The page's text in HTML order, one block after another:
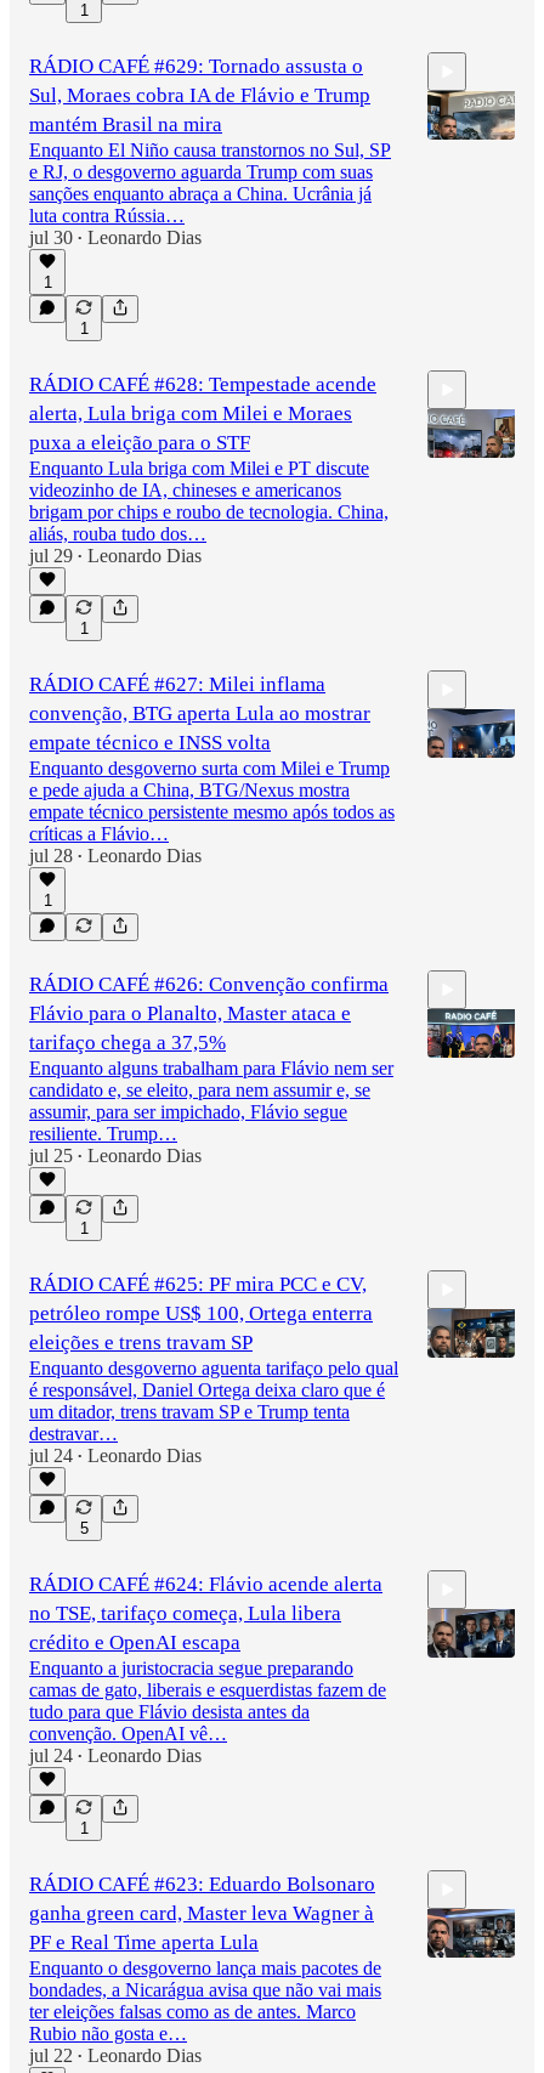
1
RÁDIO CAFÉ #629: Tornado assusta o
Sul, Moraes cobra IA de Flávio e Trump
mantém Brasil na mira
Enquanto El Niño causa transtornos no Sul, SP
e RJ, o desgoverno aguarda Trump com suas
sanções enquanto abraça a China. Ucrânia já
luta contra Rússia…
jul 30 • Leonardo Dias
1
1
RÁDIO CAFÉ #628: Tempestade acende
alerta, Lula briga com Milei e Moraes
puxa a eleição para o STF
Enquanto Lula briga com Milei e PT discute
videozinho de IA, chineses e americanos
brigam por chips e roubo de tecnologia. China,
aliás, rouba tudo dos…
jul 29 • Leonardo Dias
1
RÁDIO CAFÉ #627: Milei inflama
convenção, BTG aperta Lula ao mostrar
empate técnico e INSS volta
Enquanto desgoverno surta com Milei e Trump
e pede ajuda a China, BTG/Nexus mostra
empate técnico persistente mesmo após todos as
críticas a Flávio…
jul 28 • Leonardo Dias
1
RÁDIO CAFÉ #626: Convenção confirma
Flávio para o Planalto, Master ataca e
tarifaço chega a 37,5%
Enquanto alguns trabalham para Flávio nem ser
candidato e, se eleito, para nem assumir e, se
assumir, para ser impichado, Flávio segue
resiliente. Trump…
jul 25 • Leonardo Dias
1
RÁDIO CAFÉ #625: PF mira PCC e CV,
petróleo rompe US$ 100, Ortega enterra
eleições e trens travam SP
Enquanto desgoverno aguenta tarifaço pelo qual
é responsável, Daniel Ortega deixa claro que é
um ditador, trens travam SP e Trump tenta
destravar…
jul 24 • Leonardo Dias
5
RÁDIO CAFÉ #624: Flávio acende alerta
no TSE, tarifaço começa, Lula libera
crédito e OpenAI escapa
Enquanto a juristocracia segue preparando
camas de gato, liberais e esquerdistas fazem de
tudo para que Flávio desista antes da
convenção. OpenAI vê…
jul 24 • Leonardo Dias
1
RÁDIO CAFÉ #623: Eduardo Bolsonaro
ganha green card, Master leva Wagner à
PF e Real Time aperta Lula
Enquanto o desgoverno lança mais pacotes de
bondades, a Nicarágua avisa que não vai mais
ter eleições falsas como as de antes. Marco
Rubio não gosta e…
jul 22 • Leonardo Dias